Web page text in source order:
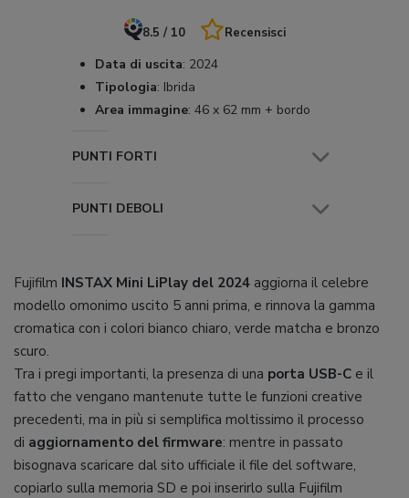
8.5 / 10 Recensisci
Data di uscita: 2024
Tipologia: Ibrida
Area immagine: 46 x 62 mm + bordo
PUNTI FORTI
PUNTI DEBOLI
Fujifilm INSTAX Mini LiPlay del 2024 aggiorna il celebre
modello omonimo uscito 5 anni prima, e rinnova la gamma
cromatica con i colori bianco chiaro, verde matcha e bronzo
scuro.
Tra i pregi importanti, la presenza di una porta USB-C e il
fatto che vengano mantenute tutte le funzioni creative
precedenti, ma in più si semplifica moltissimo il processo
di aggiornamento del firmware: mentre in passato
bisognava scaricare dal sito ufficiale il file del software,
copiarlo sulla memoria SD e poi inserirlo sulla Fujifilm